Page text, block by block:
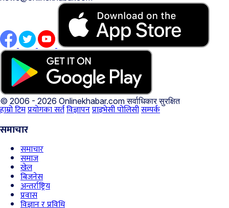
© 2006 - 2026 Onlinekhabar.comसर्वाधिकार सुरक्षित
हाम्रो टिमप्रयोगका सर्तविज्ञापनप्राइभेसी पोलिसीसम्पर्क
समाचार
समाचार
समाज
खेल
बिजनेस
अन्तर्राष्ट्रिय
प्रवास
विज्ञान र प्रविधि